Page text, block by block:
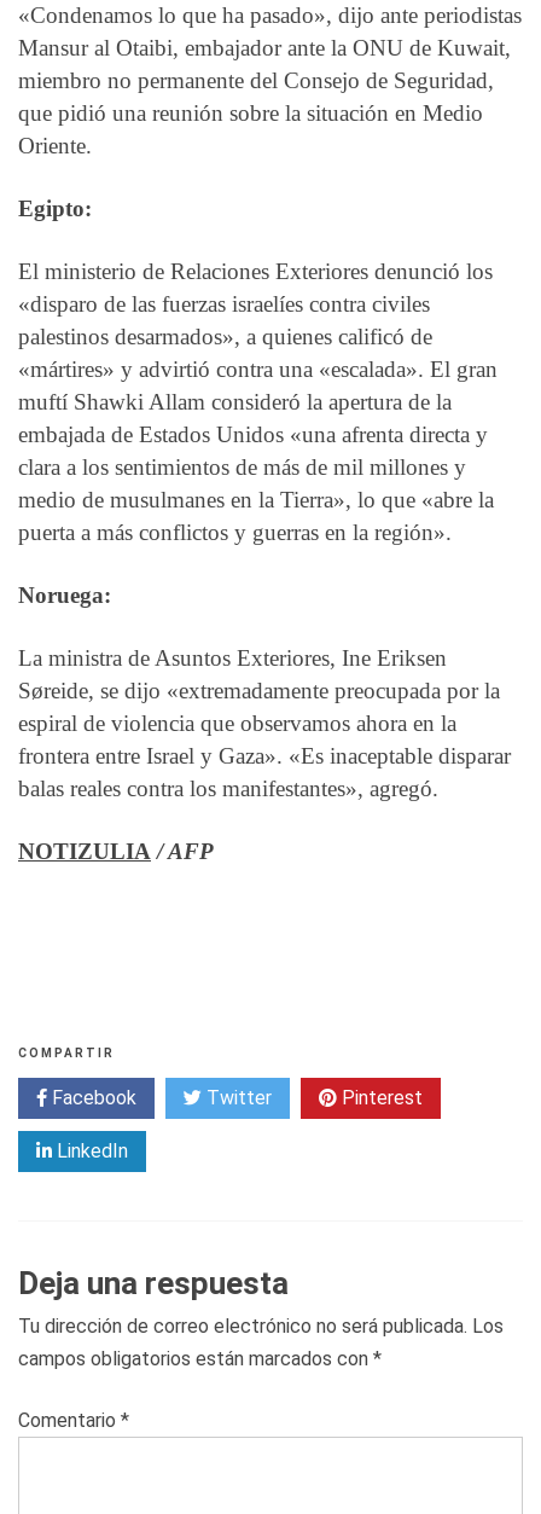
«Condenamos lo que ha pasado», dijo ante periodistas
Mansur al Otaibi, embajador ante la ONU de Kuwait,
miembro no permanente del Consejo de Seguridad,
que pidió una reunión sobre la situación en Medio
Oriente.
Egipto:
El ministerio de Relaciones Exteriores denunció los
«disparo de las fuerzas israelíes contra civiles
palestinos desarmados», a quienes calificó de
«mártires» y advirtió contra una «escalada». El gran
muftí Shawki Allam consideró la apertura de la
embajada de Estados Unidos «una afrenta directa y
clara a los sentimientos de más de mil millones y
medio de musulmanes en la Tierra», lo que «abre la
puerta a más conflictos y guerras en la región».
Noruega:
La ministra de Asuntos Exteriores, Ine Eriksen
Søreide, se dijo «extremadamente preocupada por la
espiral de violencia que observamos ahora en la
frontera entre Israel y Gaza». «Es inaceptable disparar
balas reales contra los manifestantes», agregó.
NOTIZULIA / AFP
COMPARTIR
Facebook Twitter Pinterest
LinkedIn
Deja una respuesta
Tu dirección de correo electrónico no será publicada. Los
campos obligatorios están marcados con *
Comentario *